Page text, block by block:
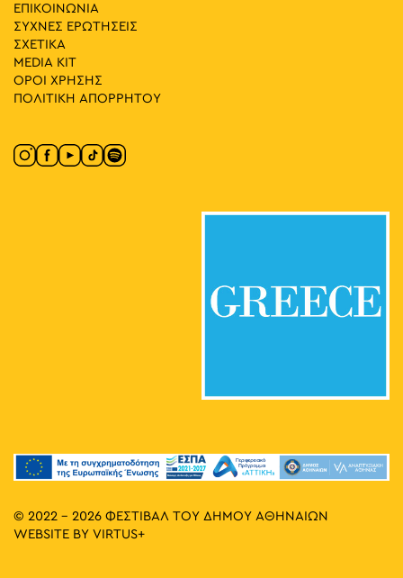
ΕΠΙΚΟΙΝΩΝΙΑ
ΣΥΧΝΕΣ ΕΡΩΤΗΣΕΙΣ
ΣΧΕΤΙΚΑ
MEDIA ΚIT
ΟΡΟΙ ΧΡΗΣΗΣ
ΠΟΛΙΤΙΚΗ ΑΠΟΡΡΗΤΟΥ
© 2022 - 2026 ΦΕΣΤΙΒΑΛ ΤΟΥ ΔΗΜΟΥ ΑΘΗΝΑΙΩΝ
WEBSITE BY VIRTUS+